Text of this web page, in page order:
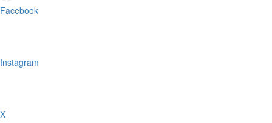
Facebook
Instagram
X